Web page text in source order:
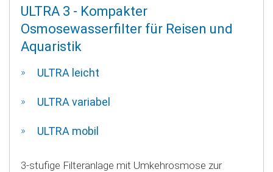
ULTRA 3 - Kompakter
Osmosewasserfilter für Reisen und
Aquaristik
ULTRA leicht
ULTRA variabel
ULTRA mobil
3-stufige Filteranlage mit Umkehrosmose zur